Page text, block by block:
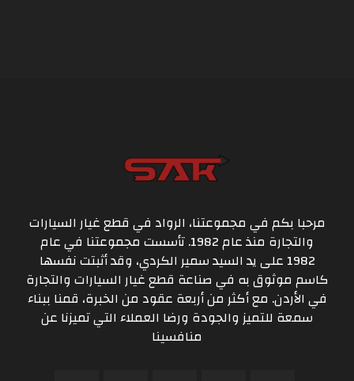
مرحبا بكم في مجموعتنا، الرواد في قطع غيار السيارات
والتجارة منذ عام 1982. تأسست مجموعتنا في عام
1982 على يد السيد سمير الكردي، وقد أثبتت نفسها
كاسم موثوق به في صناعة قطع غيار السيارات والتجارة
في الأردن. مع أكثر من أربعة عقود من الخبرة، قمنا ببناء
سمعة للتميز والجودة ورضا العملاء التي تميزنا عن
منافسينا